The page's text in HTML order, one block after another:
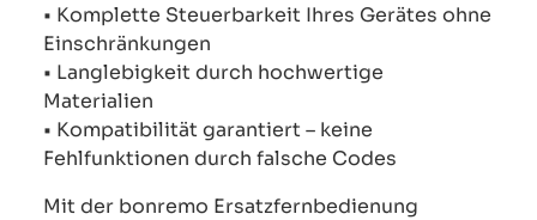
• Komplette Steuerbarkeit Ihres Gerätes ohne
Einschränkungen
• Langlebigkeit durch hochwertige
Materialien
• Kompatibilität garantiert – keine
Fehlfunktionen durch falsche Codes
Mit der bonremo Ersatzfernbedienung